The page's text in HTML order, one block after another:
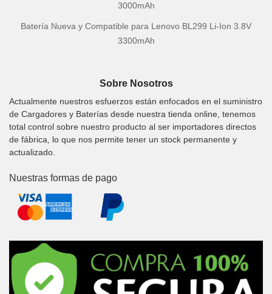
3000mAh
Batería Nueva y Compatible para Lenovo BL299 Li-Ion 3.8V
3300mAh
Sobre Nosotros
Actualmente nuestros esfuerzos están enfocados en el suministro
de Cargadores y Baterías desde nuestra tienda online, tenemos
total control sobre nuestro producto al ser importadores directos
de fábrica, lo que nos permite tener un stock permanente y
actualizado.
Nuestras formas de pago